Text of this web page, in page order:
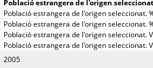
2005